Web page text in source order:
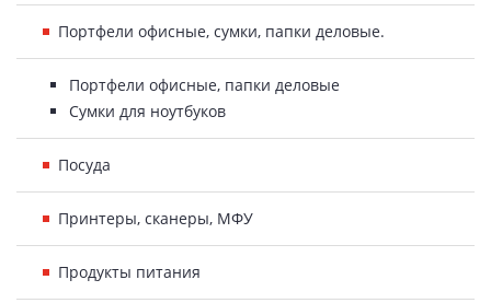
Портфели офисные, сумки, папки деловые.
Портфели офисные, папки деловые
Сумки для ноутбуков
Посуда
Принтеры, сканеры, МФУ
Продукты питания